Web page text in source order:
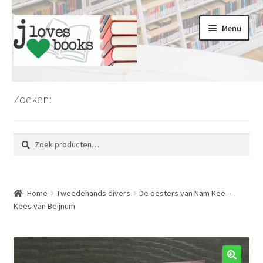
Ga
door
naar
Ga
naar
de
Menu
Koopjesmarkt
Romans en literatuur
Thrillers en misdaad
Zoeken:
Zoeken
naar:
Zoeken
Home Tweedehands divers
De oesters van Nam Kee –
Kees van Beijnum